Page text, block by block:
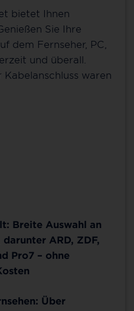
bietet Ihnen
Sie Ihre
dem Fernseher, PC,
und überall.
waren
Breite Auswahl an
darunter ARD, ZDF,
Pro7 – ohne
Über